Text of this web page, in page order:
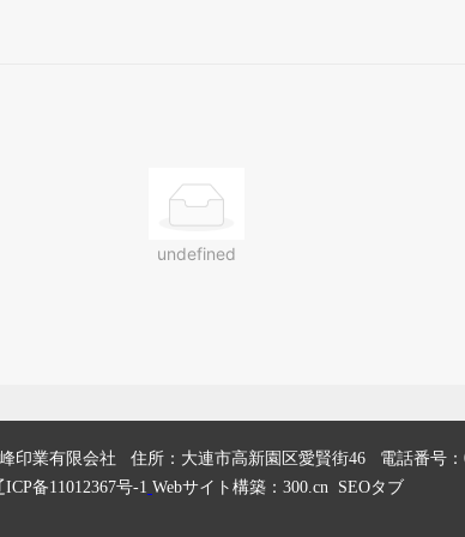
undefined
印業有限会社 住所：大連市高新園区愛賢街46 電話番号 ：
ICP备11012367号-1 Webサイト構築：300.cn SEOタブ